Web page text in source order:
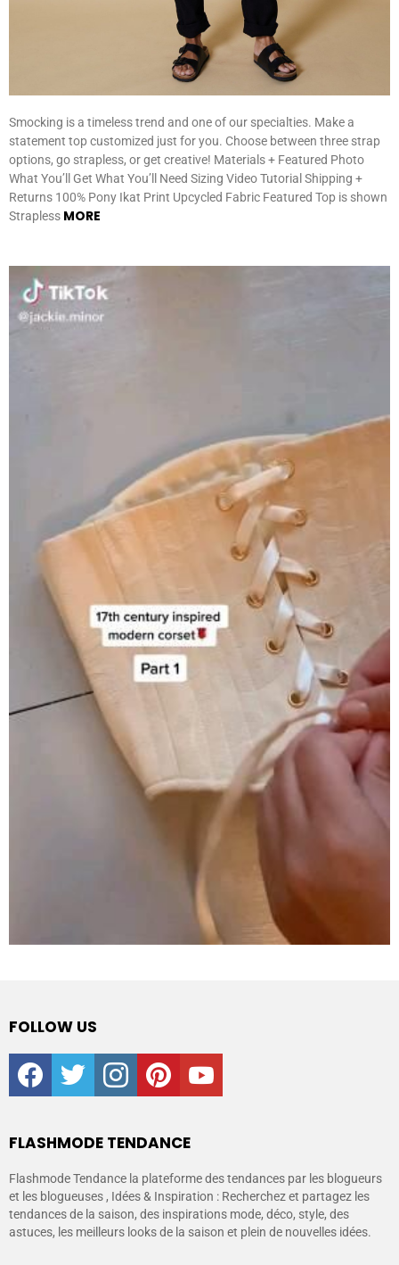
Smocking is a timeless trend and one of our specialties. Make a
statement top customized just for you. Choose between three strap
options, go strapless, or get creative! Materials + Featured Photo
What You’ll Get What You’ll Need Sizing Video Tutorial Shipping +
Returns 100% Pony Ikat Print Upcycled Fabric Featured Top is shown
Strapless MORE
FOLLOW US
facebooktwitter instagrampinterestyoutube
FLASHMODE TENDANCE
Flashmode Tendance la plateforme des tendances par les blogueurs
et les blogueuses , Idées & Inspiration : Recherchez et partagez les
tendances de la saison, des inspirations mode, déco, style, des
astuces, les meilleurs looks de la saison et plein de nouvelles idées.